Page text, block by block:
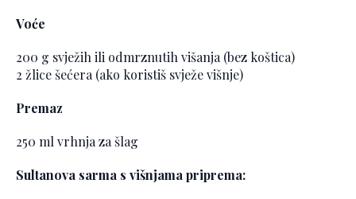
Voće
200 g svježih ili odmrznutih višanja (bez koštica)
2 žlice šećera (ako koristiš svježe višnje)
Premaz
250 ml vrhnja za šlag
Sultanova sarma s višnjama priprema: